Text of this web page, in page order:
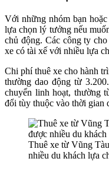
Với những nhóm bạn
lựa chọn lý tưởng nếu
chủ động. Các công ty
xe có tài xế với nhiều lựa
Chi phí thuê xe cho hành
thường dao động từ
chuyển linh hoạt, thường
đổi tùy thuộc vào thời gian
Thuê xe từ Vũng
nhiều du khách lựa